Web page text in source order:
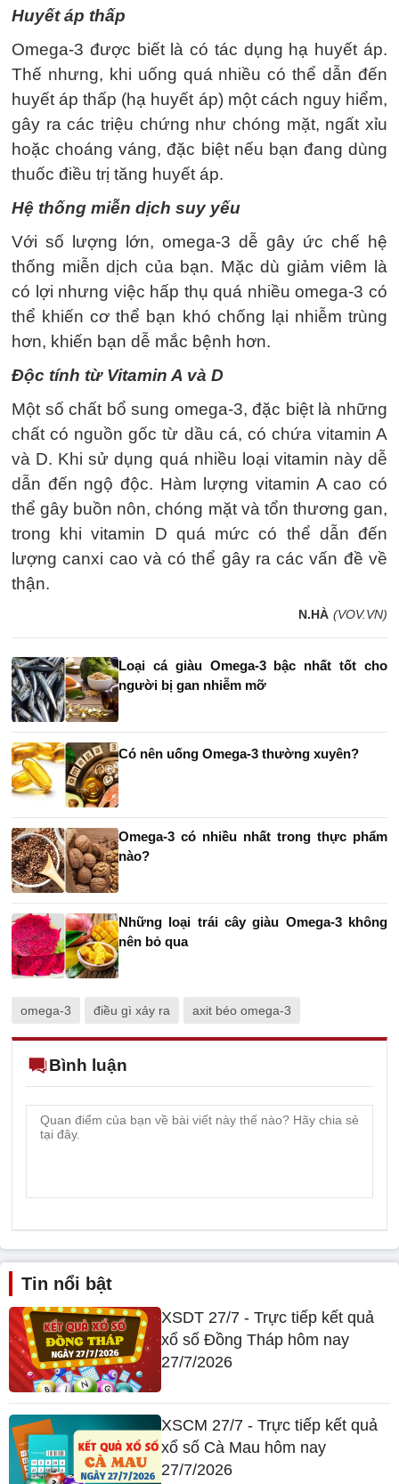
Huyết áp thấp
Omega-3 được biết là có tác dụng hạ huyết áp.
Thế nhưng, khi uống quá nhiều có thể dẫn đến
huyết áp thấp (hạ huyết áp) một cách nguy hiểm,
gây ra các triệu chứng như chóng mặt, ngất xỉu
hoặc choáng váng, đặc biệt nếu bạn đang dùng
thuốc điều trị tăng huyết áp.
Hệ thống miễn dịch suy yếu
Với số lượng lớn, omega-3 dễ gây ức chế hệ
thống miễn dịch của bạn. Mặc dù giảm viêm là
có lợi nhưng việc hấp thụ quá nhiều omega-3 có
thể khiến cơ thể bạn khó chống lại nhiễm trùng
hơn, khiến bạn dễ mắc bệnh hơn.
Độc tính từ Vitamin A và D
Một số chất bổ sung omega-3, đặc biệt là những
chất có nguồn gốc từ dầu cá, có chứa vitamin A
và D. Khi sử dụng quá nhiều loại vitamin này dễ
dẫn đến ngộ độc. Hàm lượng vitamin A cao có
thể gây buồn nôn, chóng mặt và tổn thương gan,
trong khi vitamin D quá mức có thể dẫn đến
lượng canxi cao và có thể gây ra các vấn đề về
thận.
N.HÀ (VOV.VN)
Loại cá giàu Omega-3 bậc nhất tốt cho
người bị gan nhiễm mỡ
Có nên uống Omega-3 thường xuyên?
Omega-3 có nhiều nhất trong thực phẩm
nào?
Những loại trái cây giàu Omega-3 không
nên bỏ qua
omega-3 điều gì xảy ra axit béo omega-3
Bình luận
Tin nổi bật
XSDT 27/7 - Trực tiếp kết quả
xổ số Đồng Tháp hôm nay
27/7/2026
XSCM 27/7 - Trực tiếp kết quả
xổ số Cà Mau hôm nay
27/7/2026